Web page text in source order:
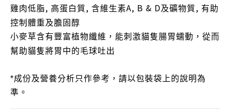
雞肉低脂, 高蛋白質, 含維生素A, B & D及礦物質, 有助
控制體重及膽固醇
小麥草含有豐富植物纖維，能刺激貓隻腸胃蠕動，從而
幫助貓隻將胃中的毛球吐出
*成份及營養分析只作參考，請以包裝袋上的說明為
準 。